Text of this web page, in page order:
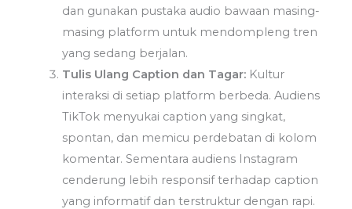
dan gunakan pustaka audio bawaan masing-
masing platform untuk mendompleng tren
yang sedang berjalan.
Tulis Ulang Caption dan Tagar:Kultur
interaksi di setiap platform berbeda. Audiens
TikTok menyukai caption yang singkat,
spontan, dan memicu perdebatan di kolom
komentar. Sementara audiens Instagram
cenderung lebih responsif terhadap caption
yang informatif dan terstruktur dengan rapi.